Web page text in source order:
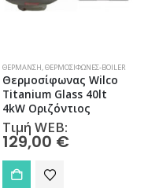
ΘΈΡΜΑΝΣΗ,ΘΕΡΜΟΣΊΦΩΝΕΣ-BOILER
Boiler Wilco Titanium
Glass 120lt Κάθετο
Τιμή WEB:
231,00€
222,00€